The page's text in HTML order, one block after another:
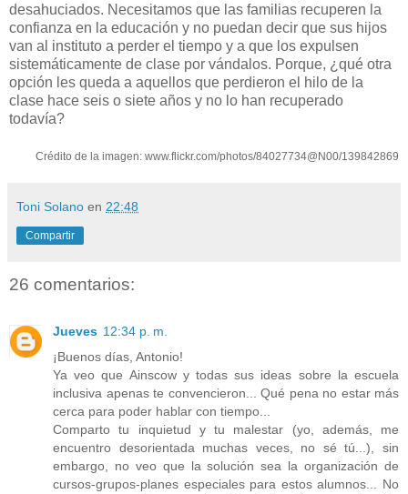
desahuciados. Necesitamos que las familias recuperen la
confianza en la educación y no puedan decir que sus hijos
van al instituto a perder el tiempo y a que los expulsen
sistemáticamente de clase por vándalos. Porque, ¿qué otra
opción les queda a aquellos que perdieron el hilo de la
clase hace seis o siete años y no lo han recuperado
todavía?
Crédito de la imagen: www.flickr.com/photos/84027734@N00/139842869
Toni Solano en 22:48
Compartir
26 comentarios:
Jueves 12:34 p. m.
¡Buenos días, Antonio!
Ya veo que Ainscow y todas sus ideas sobre la escuela
inclusiva apenas te convencieron... Qué pena no estar más
cerca para poder hablar con tiempo...
Comparto tu inquietud y tu malestar (yo, además, me
encuentro desorientada muchas veces, no sé tú...), sin
embargo, no veo que la solución sea la organización de
cursos-grupos-planes especiales para estos alumnos... No